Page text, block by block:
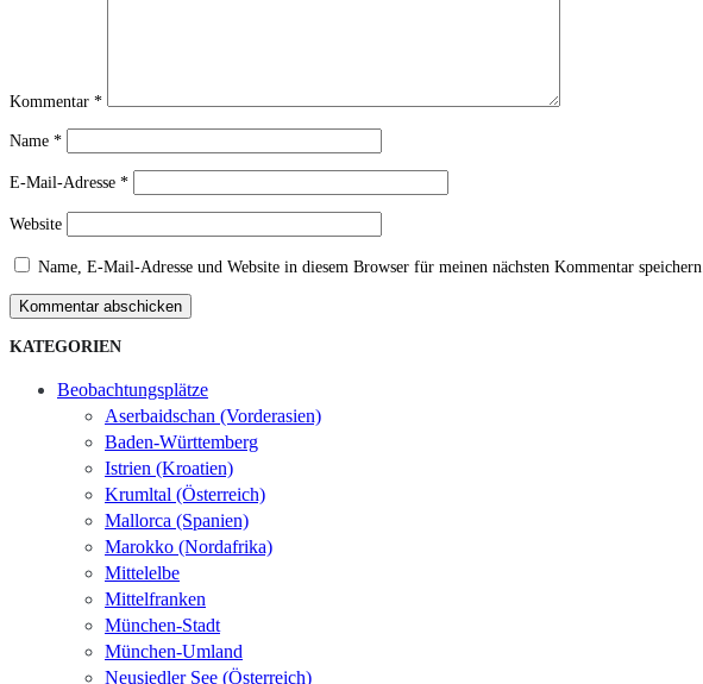
Kommentar *
Name *
E-Mail-Adresse *
Website
Name, E-Mail-Adresse und Website in diesem Browser für meinen nächsten Kommentar speichern.
Kommentar abschicken
KATEGORIEN
Beobachtungsplätze
Aserbaidschan (Vorderasien)
Baden-Württemberg
Istrien (Kroatien)
Krumltal (Österreich)
Mallorca (Spanien)
Marokko (Nordafrika)
Mittelelbe
Mittelfranken
München-Stadt
München-Umland
Neusiedler See (Österreich)